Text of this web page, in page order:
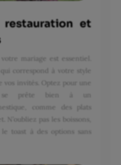
et
votre mariage est essentiel.
correspond à votre style
vos invités. Optez pour une
se prête bien à un
comme des plats
N’oubliez pas les boissons,
toast à des options sans